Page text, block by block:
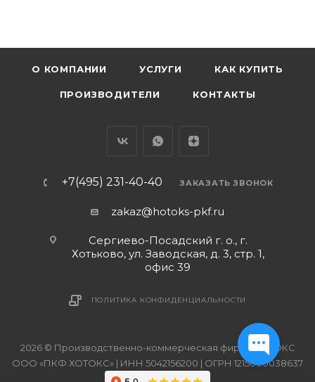
О КОМПАНИИ УСЛУГИ КАК КУПИТЬ
ПРОИЗВОДИТЕЛИ КОНТАКТЫ
+7(495) 231-40-40 ЗАКАЗАТЬ ЗВОНОК
zakaz@hotoks-pkf.ru
Сергиево-Посадский г. о., г.
Хотьково, ул. Заводская, д. 3, стр. 1,
офис 39
ПОЛИТИКА КОНФИДЕНЦИАЛЬНОСТИ
2026 © Производственно-коммерческая фирма ХОТОКС
ООО «ПКФ ХОТОКС» | ИНН 5042156200 | ОГРН 1215000038637